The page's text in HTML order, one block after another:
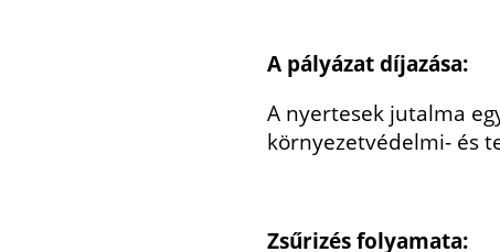
A pályázat díjazása:
A nyertesek jutalma
környezetvédelmi- és
Zsűrizés folyamata: